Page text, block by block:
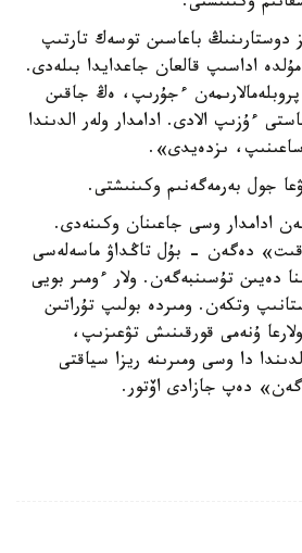
دوستارىنىڭ باعاسىن توسەك تارتىپ
مۇلدە اداسىپ قالعان جاعدايدا بىلەدى.
ءجۇرىپ، ەڭ جاقىن
ءۇزىپ الادى. ادامدار ولەر الدىندا
ىزدەيدى».
ادامدار وسى جاعىنان وكىنەدى.
دەگەن - بۇل تاڭداۋ ماسەلەسى
دەيىن تۇسىنبەگەن. ولار ءومىر بويى
وتكەن. ومىردە بولىپ تۇراتىن
ۇنەمى قورقىنىش تۋعىزىپ،
دا وسى ومىرىنە ريزا سياقتى
دەپ جازادى اۆتور.